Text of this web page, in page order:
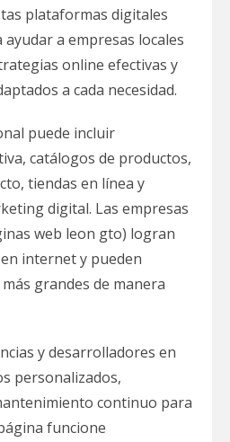
plataformas digitales
a empresas locales
online efectivas y
a cada necesidad.
puede incluir
catálogos de productos,
tiendas en línea y
digital. Las empresas
web leon gto) logran
internet y pueden
grandes de manera
y desarrolladores en
personalizados,
continuo para
funcione